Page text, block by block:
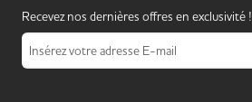
Recevez nos dernières offres en exclusivité !
Insérez votre adresse E-mail